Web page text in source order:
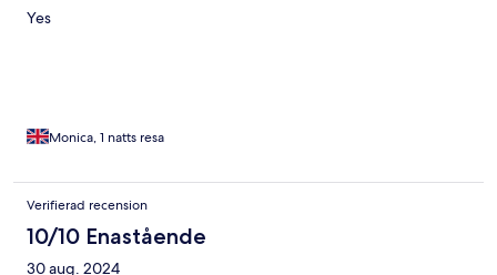
Yes
Monica, 1 natts resa
Verifierad recension
10/10 Enastående
30 aug. 2024